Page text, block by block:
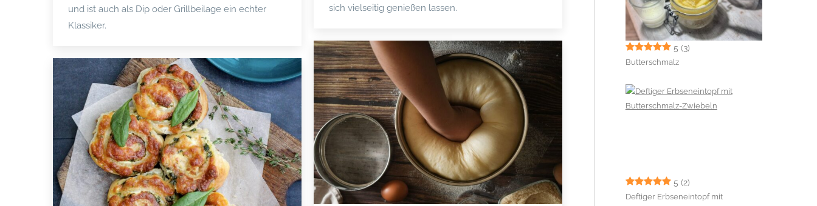
und ist auch als Dip oder Grillbeilage ein echter
Klassiker.
sich vielseitig genießen lassen.
5 (3)
Butterschmalz
5 (2)
Deftiger Erbseneintopf mit